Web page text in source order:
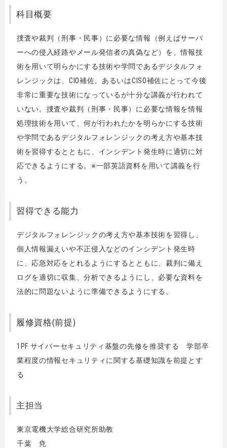
科目概要
捜査や裁判（刑事・民事）に必要な情報（例えばサーバ
ーへの侵入経路やメール発信者の真偽など）を、情報技
術を用いて明らかにする技術や学問であるデジタルフォ
レンジックは、CIO補佐、あるいはCISO補佐にとって今後
非常に重要な技術になっているが十分な講義が行われて
いない。捜査や裁判（刑事・民事）に必要な情報を情報
処理技術を用いて、何が行われたかを明らかにする技術
や学問であるデジタルフォレンジックの考え方や基本技
術を習得するとともに、インシデント発生時に適切に対
応できるようにする。※一部英語資料を用いて講義を行
う。
習得できる能力
デジタルフォレンジックの考え方や基本技術を習得し、
個人情報漏えいや不正侵入などのインシデント発生時
に、応急対応をとれるようにするとともに、裁判に備え
ログを適切に収集、分析できるようにし、必要な資料を
法的に問題ないように準備できるようにする。
履修資格(前提)
1PF サイバーセキュリティ基盤の先修を推奨する 学部卒
業程度の情報セキュリティに関する基礎知識を前提とす
る
主担当
東京電機大学総合研究所助教
千葉 尭